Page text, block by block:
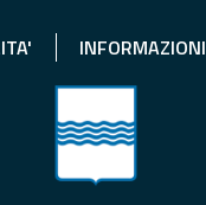
INFORMAZIONI